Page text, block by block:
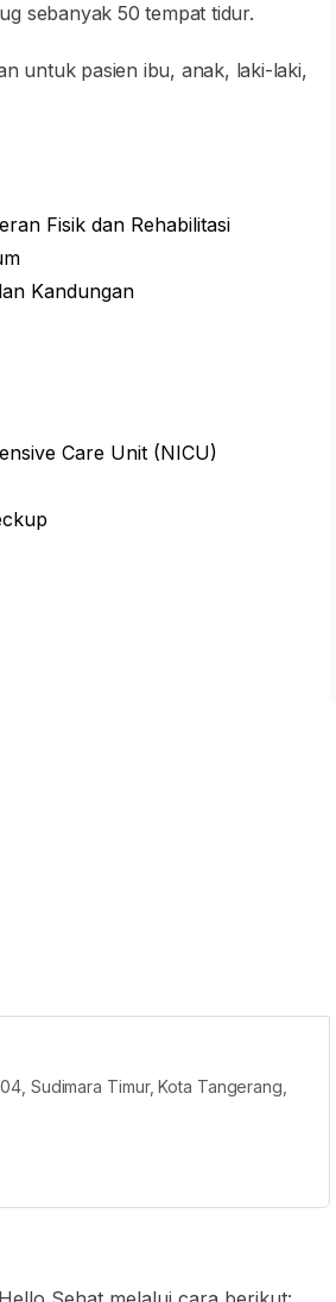
sebanyak 50 tempat tidur.
untuk pasien ibu, anak, laki-laki,
Fisik dan Rehabilitasi
Kandungan
Care Unit (NICU)
Sudimara Timur, Kota Tangerang,